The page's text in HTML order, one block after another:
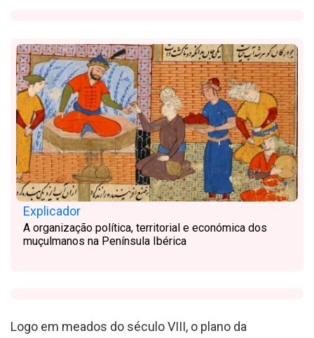
Explicador
A organização política, territorial e económica dos
muçulmanos na Península Ibérica
Logo em meados do século VIII, o plano da